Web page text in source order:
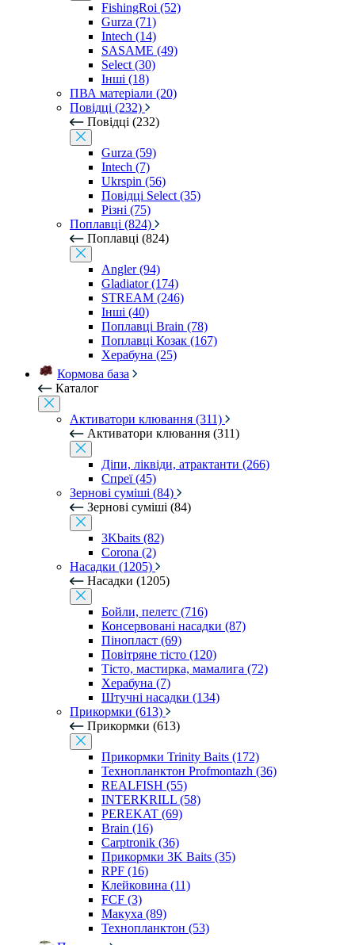
FishingRoi (52)
Gurza (71)
Intech (14)
SASAME (49)
Select (30)
Інші (18)
ПВА матеріали (20)
Повідці (232)
Повідці (232)
Gurza (59)
Intech (7)
Ukrspin (56)
Повідці Select (35)
Різні (75)
Поплавці (824)
Поплавці (824)
Angler (94)
Gladiator (174)
STREAM (246)
Інші (40)
Поплавці Brain (78)
Поплавці Козак (167)
Херабуна (25)
Кормова база
Каталог
Активатори клювання (311)
Активатори клювання (311)
Діпи, ліквіди, атрактанти (266)
Спреї (45)
Зернові суміші (84)
Зернові суміші (84)
3Kbaits (82)
Corona (2)
Насадки (1205)
Насадки (1205)
Бойли, пелетс (716)
Консервовані насадки (87)
Пінопласт (69)
Повітряне тісто (120)
Тісто, мастирка, мамалига (72)
Херабуна (7)
Штучні насадки (134)
Прикормки (613)
Прикормки (613)
Прикормки Trinity Baits (172)
Технопланктон Profmontazh (36)
REALFISH (55)
INTERKRILL (58)
PEREKAT (69)
Brain (16)
Carptronik (36)
Прикормки 3K Baits (35)
RPF (16)
Клейковина (11)
FCF (3)
Макуха (89)
Технопланктон (53)